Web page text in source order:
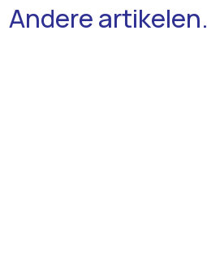
Andere artikelen.